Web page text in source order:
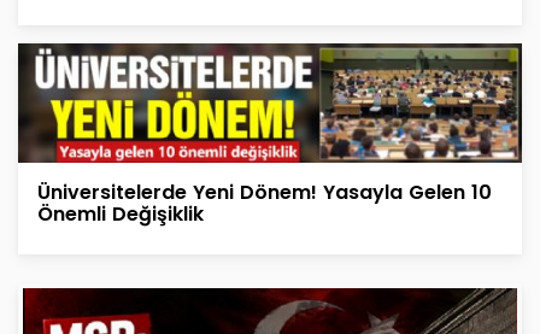
Üniversitelerde Yeni Dönem! Yasayla Gelen 10
Önemli Değişiklik